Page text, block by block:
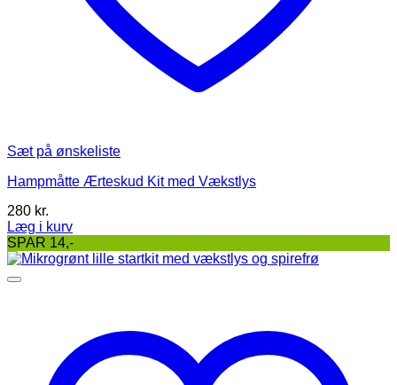
Sæt på ønskeliste
Hampmåtte Ærteskud Kit med Vækstlys
280 kr.
Læg i kurv
SPAR 14,-